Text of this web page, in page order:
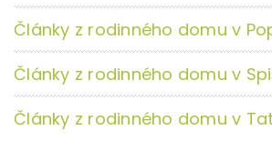
Články z rodinného domu v
Články z rodinného domu v
Články z rodinného domu v